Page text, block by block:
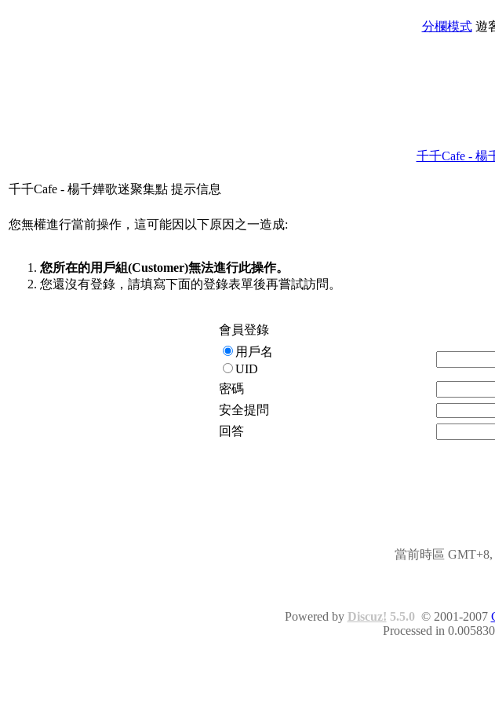
分欄模式 遊
千千Cafe - 楊
千千Cafe - 楊千嬅歌迷聚集點 提示信息
您無權進行當前操作，這可能因以下原因之一造成:
您所在的用戶組(Customer)無法進行此操作。
您還沒有登錄，請填寫下面的登錄表單後再嘗試訪問。
會員登錄
用戶名
UID
密碼
安全提問
回答
當前時區 GMT+8,
Powered by Discuz! 5.5.0 © 2001-2007
Processed in